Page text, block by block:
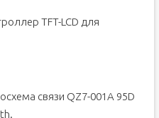
TFT-LCD для
связи QZ7-001A 95D